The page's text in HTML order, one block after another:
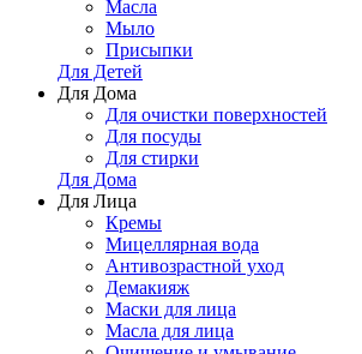
Масла
Мыло
Присыпки
Для Детей
Для Дома
Для очистки поверхностей
Для посуды
Для стирки
Для Дома
Для Лица
Кремы
Мицеллярная вода
Антивозрастной уход
Демакияж
Маски для лица
Масла для лица